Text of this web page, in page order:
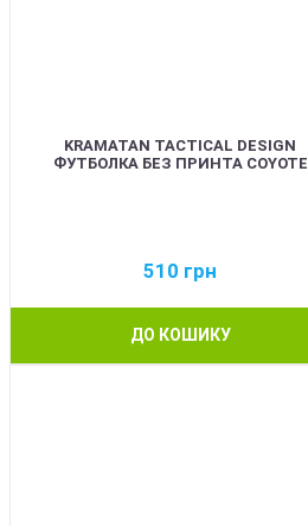
KRAMATAN TACTICAL DESIGN
ФУТБОЛКА БЕЗ ПРИНТА COYOTE
510 грн
ДО КОШИКУ